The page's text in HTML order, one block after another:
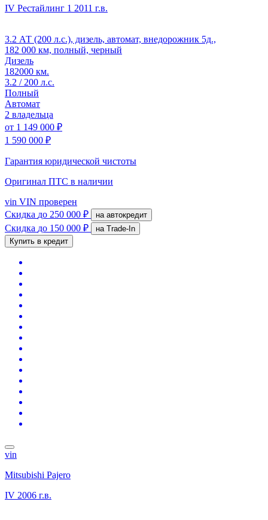
IV Рестайлинг 1 2011 г.в.
3.2 АТ (200 л.с.), дизель, автомат, внедорожник 5д.,
182 000 км, полный, черный
Дизель
182000 км.
3.2 / 200 л.с.
Полный
Автомат
2 владельца
от 1 149 000 ₽
1 590 000 ₽
Гарантия юридической чистоты
Оригинал ПТС в наличии
vin VIN проверен
Скидка до 250 000 ₽ на автокредит
Скидка до 150 000 ₽
на Trade-In
Купить в кредит
vin
Mitsubishi Pajero
IV 2006 г.в.